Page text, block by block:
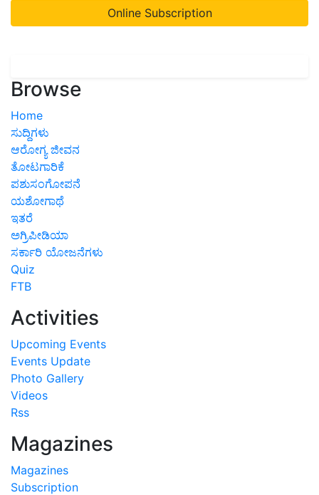
Online Subscription
Browse
Home
ಸುದ್ದಿಗಳು
ಆರೋಗ್ಯ ಜೀವನ
ತೋಟಗಾರಿಕೆ
ಪಶುಸಂಗೋಪನೆ
ಯಶೋಗಾಥೆ
ಇತರೆ
ಅಗ್ರಿಪೀಡಿಯಾ
ಸರ್ಕಾರಿ ಯೋಜನೆಗಳು
Quiz
FTB
Activities
Upcoming Events
Events Update
Photo Gallery
Videos
Rss
Magazines
Magazines
Subscription